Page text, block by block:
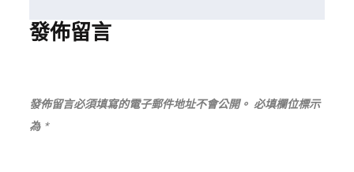
覽
發佈留言
發佈留言必須填寫的電子郵件地址不會公開。 必填欄位標示
為 *